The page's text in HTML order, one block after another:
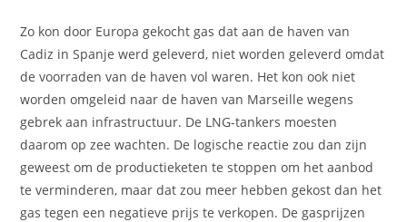
Zo kon door Europa gekocht gas dat aan de haven van
Cadiz in Spanje werd geleverd, niet worden geleverd omdat
de voorraden van de haven vol waren. Het kon ook niet
worden omgeleid naar de haven van Marseille wegens
gebrek aan infrastructuur. De LNG-tankers moesten
daarom op zee wachten. De logische reactie zou dan zijn
geweest om de productieketen te stoppen om het aanbod
te verminderen, maar dat zou meer hebben gekost dan het
gas tegen een negatieve prijs te verkopen. De gasprijzen